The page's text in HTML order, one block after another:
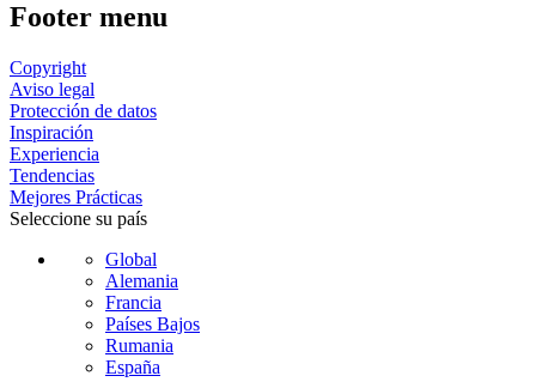
Footer menu
Copyright
Aviso legal
Protección de datos
Inspiración
Experiencia
Tendencias
Mejores Prácticas
Seleccione su país
Global
Alemania
Francia
Países Bajos
Rumania
España